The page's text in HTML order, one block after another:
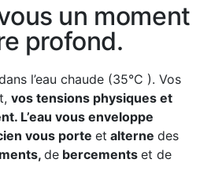
un moment
profond.
l’eau chaude (35°C ). Vos
vos tensions physiques et
L’eau vous enveloppe
vous porte et alterne des
de bercements et de